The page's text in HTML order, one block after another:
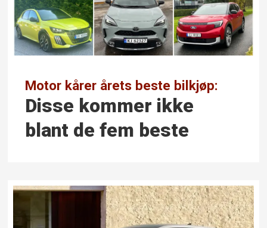
Motor kårer årets beste bilkjøp:
Disse kommer ikke
blant de fem beste